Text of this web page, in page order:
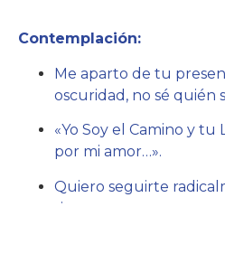
Contemplación:
Me aparto de tu
oscuridad, no sé quién
«Yo Soy el Camino y tu
por mi amor…».
Quiero seguirte
siempre…